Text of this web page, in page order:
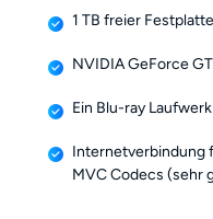
1 TB freier
NVIDIA GeForce
Ein Blu-ray Laufwerk
Internetverbindung
MVC Codecs (sehr